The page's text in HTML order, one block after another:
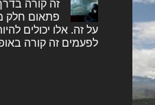
זה קורה
פתאום חלק
על זה. אלו יכולים
לפעמים זה קורה